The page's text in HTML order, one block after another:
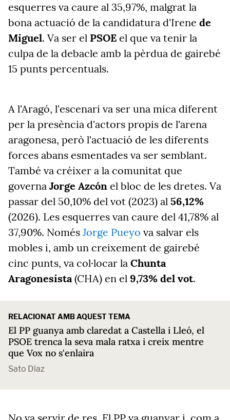
esquerres va caure al 35,97%, malgrat la
bona actuació de la candidatura d'Irene de
Miguel. Va ser el PSOE el que va tenir la
culpa de la debacle amb la pèrdua de gairebé
15 punts percentuals.
A l'Aragó, l'escenari va ser una mica diferent
per la presència d'actors propis de l'arena
aragonesa, però l'actuació de les diferents
forces abans esmentades va ser semblant.
També va créixer a la comunitat que
governa Jorge Azcón el bloc de les dretes. Va
passar del 50,10% del vot (2023) al 56,12%
(2026). Les esquerres van caure del 41,78% al
37,90%. Només Jorge Pueyo va salvar els
mobles i, amb un creixement de gairebé
cinc punts, va col·locar la Chunta
Aragonesista(CHA) en el 9,73% del vot.
RELACIONAT AMB AQUEST TEMA
El PP guanya amb claredat a Castella i Lleó, el
PSOE trenca la seva mala ratxa i creix mentre
que Vox no s'enlaira
Sato Díaz